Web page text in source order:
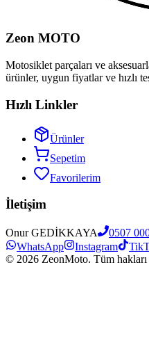
Zeon MOTO
Motosiklet parçaları ve
ürünler, uygun fiyatlar ve hızlı
Hızlı Linkler
Ürünler
Sepetim
Favorilerim
İletişim
Onur GEDİKKAYA
0507
WhatsApp
Instagram
© 2026 ZeonMoto. Tüm hakları